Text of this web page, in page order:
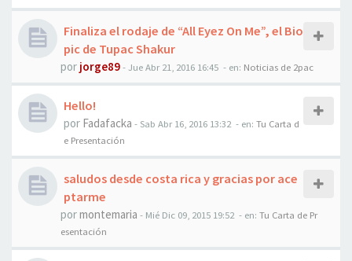
Finaliza el rodaje de “All Eyez On Me”, el Bio
pic de Tupac Shakur
por jorge89-Jue Abr 21, 2016 16:45 - en: Noticias de 2pac
Hello!
por Fadafacka - Sab Abr 16, 2016 13:32 - en: Tu Carta d
e Presentación
saludos desde costa rica y gracias por ace
ptarme
pormontemaria - Mié Dic 09, 2015 19:52 - en: Tu Carta de Pr
esentación